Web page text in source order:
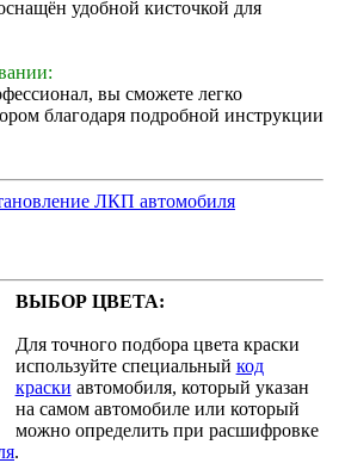
удобной кисточкой для
вы сможете легко
благодаря подробной инструкции
ЛКП автомобиля
ВЫБОР ЦВЕТА:
Для точного подбора цвета краски
используйте специальный код
краски автомобиля, который указан
на самом автомобиле или который
можно определить при расшифровке
.